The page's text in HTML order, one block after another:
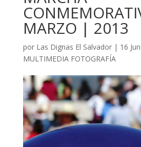
MARZO | 2013
por Las Dignas El Salvador| 16
MULTIMEDIA FOTOGRAFÍA